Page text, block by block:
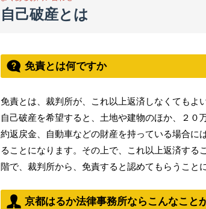
自己破産とは
免責とは何ですか
免責とは、裁判所が、これ以上返済しなくてもよ
自己破産を希望すると、土地や建物のほか、２０
約返戻金、自動車などの財産を持っている場合に
ることになります。その上で、これ以上返済する
階で、裁判所から、免責すると認めてもらうこと
京都はるか法律事務所ならこんなこと